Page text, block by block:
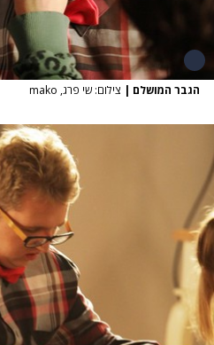
הגבר המושלם | צילום: שי פרג, mako